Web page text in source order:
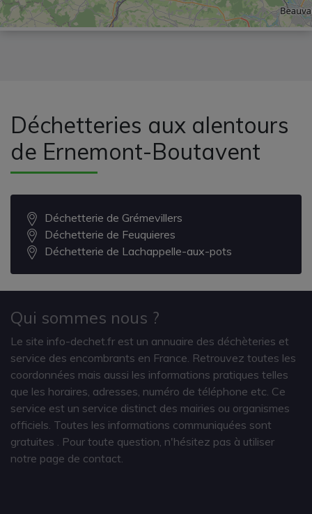
Déchetteries aux alentours
de Ernemont-Boutavent
Déchetterie de Grémevillers
Déchetterie de Feuquieres
Déchetterie de Lachappelle-aux-pots
Qui sommes nous ?
Le site info-dechet.fr est un annuaire des déchèteries et
service des encombrants en France. Retrouvez toutes les
coordonnées mais aussi les informations pratiques telles
que les horaires, adresses, numéro de téléphone etc. Ce
service est un service distinct des mairies ou organismes
officiels. Toutes les informations communiquées sont
gratuites
. Pour toute question, n'hésitez pas à utiliser
notre page de contact.